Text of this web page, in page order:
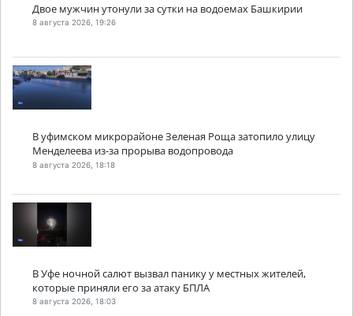
Двое мужчин утонули за сутки на водоемах Башкирии
8 августа 2026, 19:26
В уфимском микрорайоне Зеленая Роща затопило улицу
Менделеева из-за прорыва водопровода
8 августа 2026, 18:18
В Уфе ночной салют вызвал панику у местных жителей,
которые приняли его за атаку БПЛА
8 августа 2026, 18:03